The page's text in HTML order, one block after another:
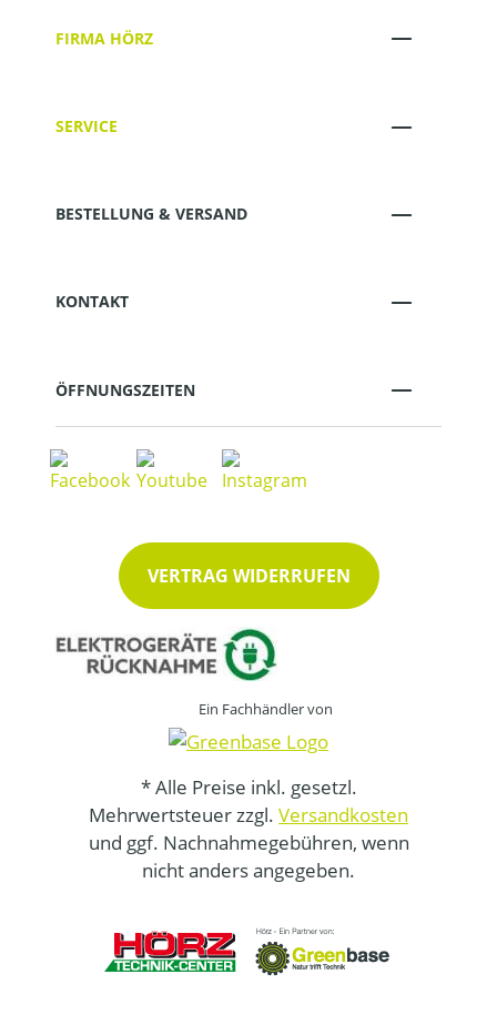
FIRMA HÖRZ
SERVICE
BESTELLUNG & VERSAND
KONTAKT
ÖFFNUNGSZEITEN
VERTRAG WIDERRUFEN
Ein Fachhändler von
* Alle Preise inkl. gesetzl.
Mehrwertsteuer zzgl. Versandkosten
und ggf. Nachnahmegebühren, wenn
nicht anders angegeben.